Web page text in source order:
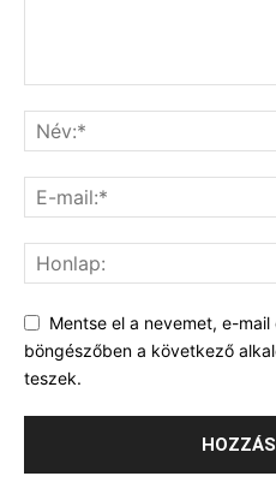
Mentse el a nevemet, e-
böngészőben a következő
teszek.